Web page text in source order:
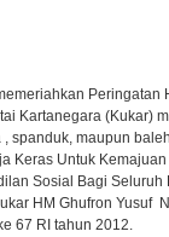
Peringatan
Kartanegara (Kukar)
spanduk, maupun
Keras Untuk
Sosial Bagi
HM Ghufron Yusuf
67 RI tahun 2012.